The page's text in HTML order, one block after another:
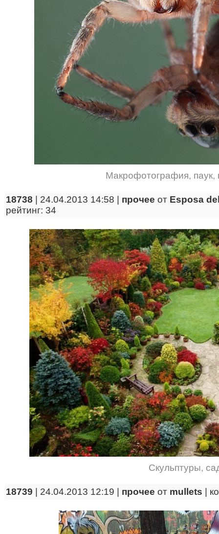
Макрофотография, паук,
18738 | 24.04.2013 14:58 | прочее от Esposa
рейтинг: 34
Скульптуры,
18739 | 24.04.2013 12:19 | прочее от mullets